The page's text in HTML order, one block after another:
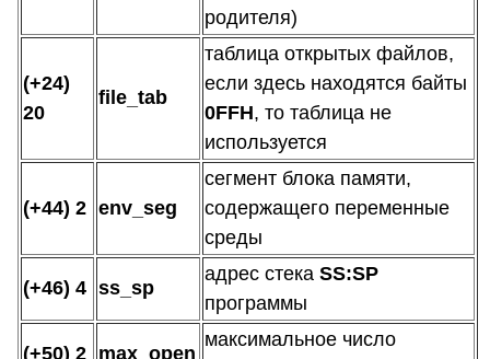
родителя)
(+24)
20
file_tab
таблица открытых файлов,
если здесь находятся байты
0FFH, то таблица не
используется
(+44) 2 env_seg
сегмент блока памяти,
содержащего переменные
среды
(+46) 4 ss_sp
адрес стека SS:SP
программы
(+50) 2 max_open
максимальное число